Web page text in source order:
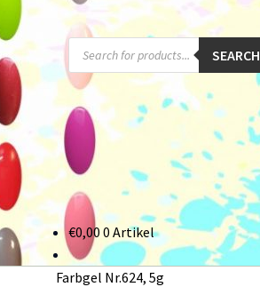
Products
search
SEARCH
€0,00 0 Artikel
Farbgel Nr.624, 5g